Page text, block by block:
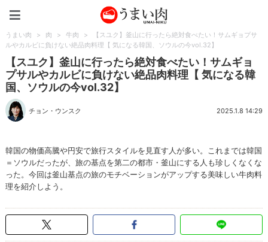
うまい肉 > 肉 > 牛肉 >
【スユク】釜山に行ったら絶対食べたい！サムギョプサ
ルやカルビに負けない絶品肉料理【 気になる韓国、ソウルの今vol.32】
【スユク】釜山に行ったら絶対食べたい！サムギョ
プサルやカルビに負けない絶品肉料理【 気になる韓
国、ソウルの今vol.32】
チョン・ウンスク 2025.1.8 14:29
韓国の物価高騰や円安で旅行スタイルを見直す人が多い。これまでは韓国
＝ソウルだったが、旅の基点を第二の都市・釜山にする人も珍しくなくな
った。今回は釜山基点の旅のモチベーションがアップする美味しい牛肉料
理を紹介しよう。